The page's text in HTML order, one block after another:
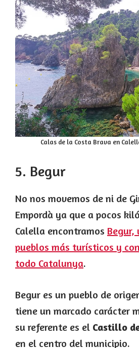
Calas de la Costa Brava en
5. Begur
No nos movemos de ni de
Empordà ya que a pocos
Calella encontramos Begur,
pueblos más turísticos y
todo Catalunya.
Begur es un pueblo de
tiene un marcado carácter
su referente es el Castillo
en el centro del municipio.